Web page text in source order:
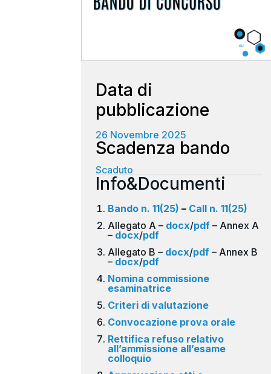
Data di
pubblicazione
26 Novembre 2025
Scaduto
Info&Documenti
Bando n. 11(25) – Call n. 11(25)
Allegato A – docx/pdf – Annex A
– docx/pdf
Allegato B – docx/pdf– Annex B
– docx/pdf
Nomina commissione
esaminatrice
Criteri di valutazione
Convocazione prova orale
Rettifica refuso relativo
all’ammissione all’esame
colloquio